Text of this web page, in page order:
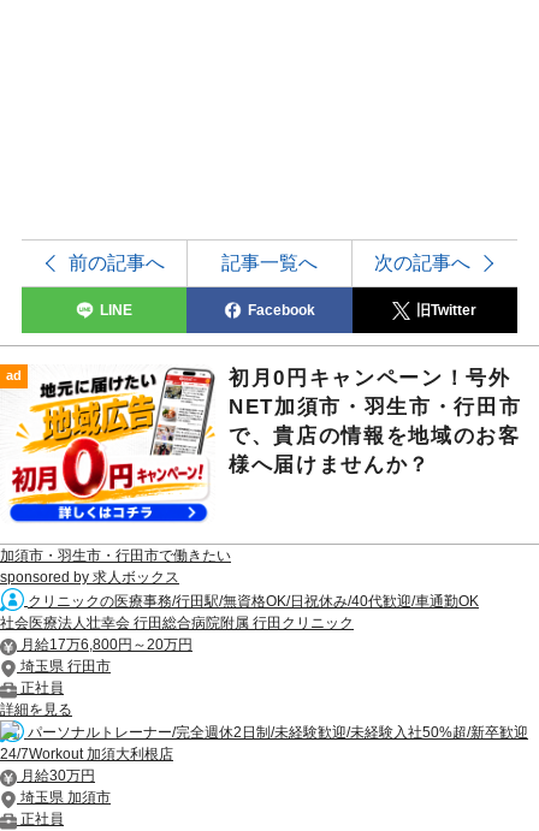
前の記事へ 記事一覧へ 次の記事へ
LINE Facebook 旧Twitter
ad
初月0円キャンペーン！号外
NET加須市・羽生市・行田市
で、貴店の情報を地域のお客
様へ届けませんか？
加須市・羽生市・行田市で働きたい
sponsored by 求人ボックス
クリニックの医療事務/行田駅/無資格OK/日祝休み/40代歓迎/車通勤OK
社会医療法人壮幸会 行田総合病院附属 行田クリニック
月給17万6,800円～20万円
埼玉県 行田市
正社員
詳細を見る
パーソナルトレーナー/完全週休2日制/未経験歓迎/未経験入社50%超/新卒歓迎
24/7Workout 加須大利根店
月給30万円
埼玉県 加須市
正社員